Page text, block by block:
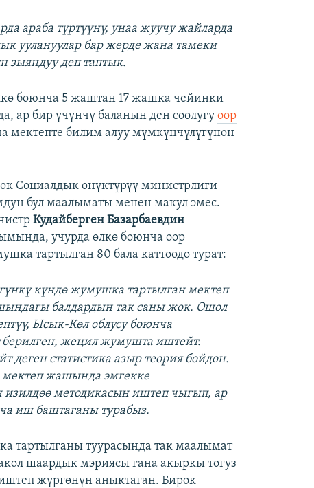
араба түртүүнү, унаа жуучу жайларда
уулануулар бар жерде жана тамеки
зыяндуу деп таптык.
боюнча 5 жаштан 17 жашка чейинки
ар бир үчүнчү баланын ден соолугуоор
мектепте билим алуу мүмкүнчүлүгүнөн
Социалдык өнүктүрүү министрлиги
бул маалыматы менен макул эмес.
Кудайберген Базарбаевдин
учурда өлкө боюнча оор
тартылган 80 бала каттоодо турат:
күндө жумушка тартылган мектеп
балдардын так саны жок. Ошол
Ысык-Көл облусу боюнча
берилген, жеңил жумушта иштейт.
деген статистика азыр теория бойдон.
жашында эмгекке
изилдөө методикасын иштеп чыгып, ар
иш баштаганы турабыз.
тартылганы туурасында так маалымат
шаардык мэриясы гана акыркы тогуз
жүргөнүн аныктаган. Бирок